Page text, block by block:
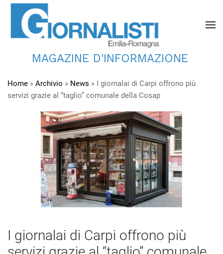
MAGAZINE D'INFORMAZIONE
Home » Archivio » News » I giornalai di Carpi offrono più
servizi grazie al “taglio” comunale della Cosap
I giornalai di Carpi offrono più